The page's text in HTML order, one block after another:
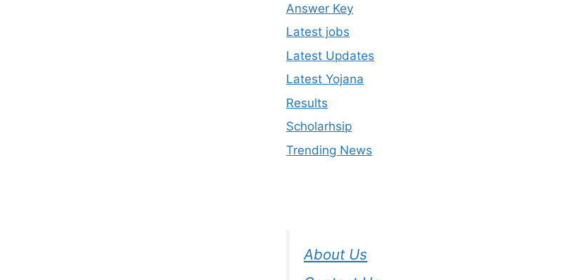
Answer Key
Latest jobs
Latest Updates
Latest Yojana
Results
Scholarhsip
Trending News
About Us